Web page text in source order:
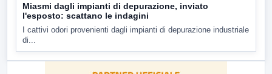
Miasmi dagli impianti di depurazione, inviato
l'esposto: scattano le indagini
I cattivi odori provenienti dagli impianti di depurazione industriale
di...